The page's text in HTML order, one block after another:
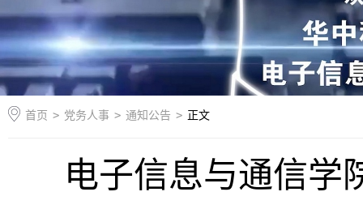
首页 > 党务人事 > 通知公告 > 正文
电子信息与通信学